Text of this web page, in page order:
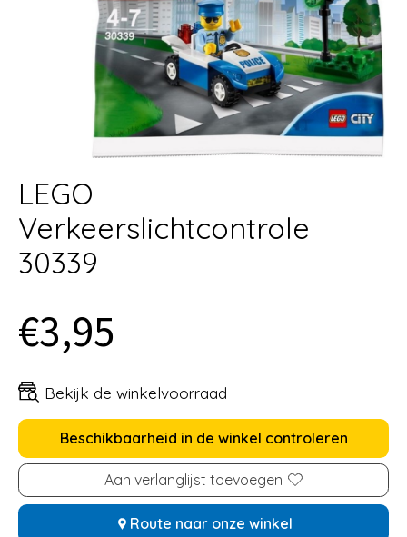
LEGO
Verkeerslichtcontrole
30339
€3,95
Bekijk de winkelvoorraad
Beschikbaarheid in de winkel controleren
Aan verlanglijst toevoegen
Route naar onze winkel